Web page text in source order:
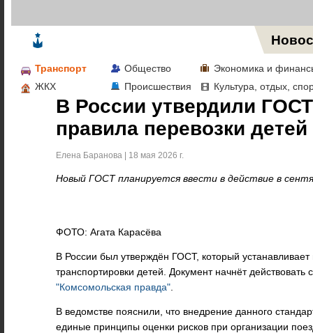
Транспорт Общество
Экономика и
ЖКХ
Происшествия Культура, отдых,
В России утвердили
правила перевозки детей
Елена Баранова | 18 мая 2026 г.
Новый ГОСТ планируется ввести в действие в
ФОТО: Агата Карасёва
В России был утверждён ГОСТ, который
транспортировки детей. Документ начнёт действовать
"Комсомольская правда"
В ведомстве пояснили, что внедрение данного
единые принципы оценки рисков при организации